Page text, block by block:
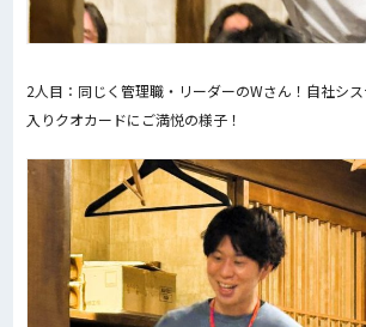
2人目：同じく管理職・リーダーのWさん！自社シ
入りクオカードにご満悦の様子！